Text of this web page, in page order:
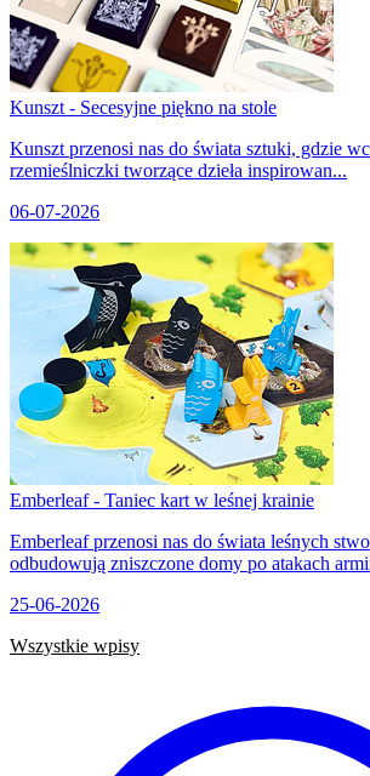
Kunszt - Secesyjne piękno na stole
Kunszt przenosi nas do świata sztuki, gdzie
rzemieślniczki tworzące dzieła inspirowan...
06-07-2026
Emberleaf - Taniec kart w leśnej krainie
Emberleaf przenosi nas do świata leśnych
odbudowują zniszczone domy po atakach
25-06-2026
Wszystkie wpisy